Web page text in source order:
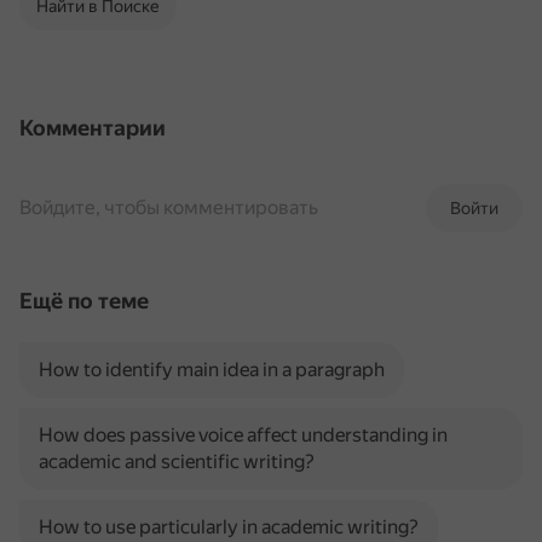
Найти в Поиске
Комментарии
Войти
Войдите, чтобы комментировать
Ещё по теме
How to identify main idea in a paragraph
How does passive voice affect understanding in
academic and scientific writing?
How to use particularly in academic writing?